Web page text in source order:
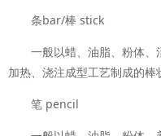
条bar/棒 stick
一般以蜡、油脂、粉体
加热、浇注成型工艺制成的棒
笔 pencil